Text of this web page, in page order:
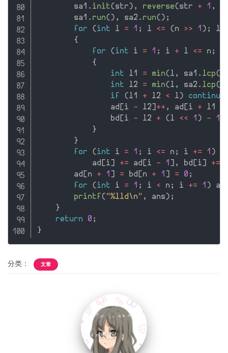
        sa1
. init( str ) , reverse( str + 1 ,
        sa1
. run( ) , sa2 . run( ) ;
for
( int l = 1 ; l <= ( n >> 1 ) ; l
{
for
( int i = 1 ; i + l <= n ;
{
int l1 = min( l , sa1 . lcp(
int l2 = min( l , sa2 . lcp(
if
( l1 + l2 < l ) continue
                ad
i - l2 ++ , ad i + l1
                bd
i - l2 + ( l << 1 ) - 1
}
}
for
( int i = 1 ; i <= n ; i += 1 )
            ad
i += ad i - 1 , bd i +=
        ad
n + 1 = bd n + 1 = 0 ;
for
( int i = 1 ; i < n ; i += 1 )
printf ( "%lld\n" , ans ) ;
}
return
0 ;
}
分类： 文章